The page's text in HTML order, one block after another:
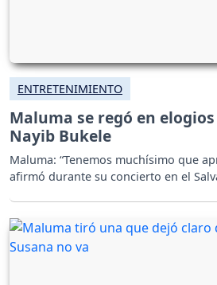
ENTRETENIMIENTO
Maluma se regó en
Nayib Bukele
Maluma: “Tenemos muchísimo que
afirmó durante su concierto en el